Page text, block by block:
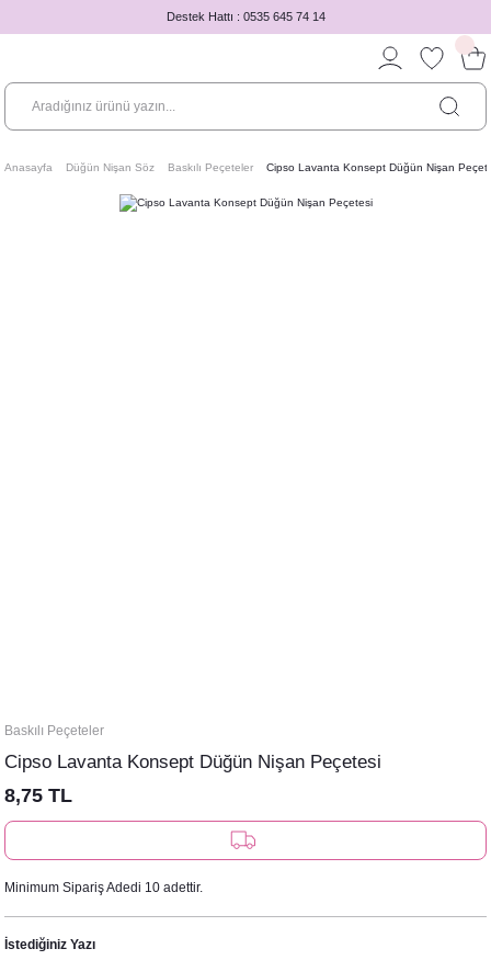
Destek Hattı : 0535 645 74 14
Anasayfa Düğün Nişan Söz Baskılı Peçeteler Cipso Lavanta Konsept Düğün Nişan
Baskılı Peçeteler
Cipso Lavanta Konsept Düğün Nişan Peçetesi
8,75 TL
Minimum Sipariş Adedi 10 adettir.
İstediğiniz Yazı